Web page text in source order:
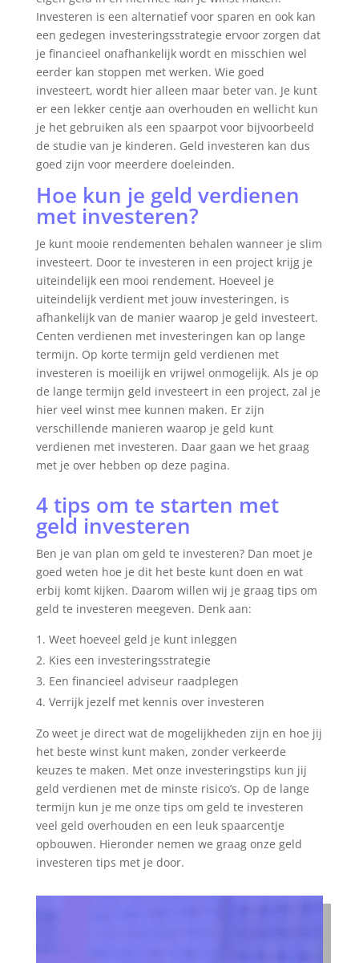
Investeren is een alternatief voor sparen en ook kan
een gedegen investeringsstrategie ervoor zorgen dat
je financieel onafhankelijk wordt en misschien wel
eerder kan stoppen met werken. Wie goed
investeert, wordt hier alleen maar beter van. Je kunt
er een lekker centje aan overhouden en wellicht kun
je het gebruiken als een spaarpot voor bijvoorbeeld
de studie van je kinderen. Geld investeren kan dus
goed zijn voor meerdere doeleinden.
Hoe kun je geld verdienen
met investeren?
Je kunt mooie rendementen behalen wanneer je slim
investeert. Door te investeren in een project krijg je
uiteindelijk een mooi rendement. Hoeveel je
uiteindelijk verdient met jouw investeringen, is
afhankelijk van de manier waarop je geld investeert.
Centen verdienen met investeringen kan op lange
termijn. Op korte termijn geld verdienen met
investeren is moeilijk en vrijwel onmogelijk. Als je op
de lange termijn geld investeert in een project, zal je
hier veel winst mee kunnen maken. Er zijn
verschillende manieren waarop je geld kunt
verdienen met investeren. Daar gaan we het graag
met je over hebben op deze pagina.
4 tips om te starten met
geld investeren
Ben je van plan om geld te investeren? Dan moet je
goed weten hoe je dit het beste kunt doen en wat
erbij komt kijken. Daarom willen wij je graag tips om
geld te investeren meegeven. Denk aan:
Weet hoeveel geld je kunt inleggen
Kies een investeringsstrategie
Een financieel adviseur raadplegen
Verrijk jezelf met kennis over investeren
Zo weet je direct wat de mogelijkheden zijn en hoe jij
het beste winst kunt maken, zonder verkeerde
keuzes te maken. Met onze investeringstips kun jij
geld verdienen met de minste risico’s. Op de lange
termijn kun je me onze tips om geld te investeren
veel geld overhouden en een leuk spaarcentje
opbouwen. Hieronder nemen we graag onze geld
investeren tips met je door.